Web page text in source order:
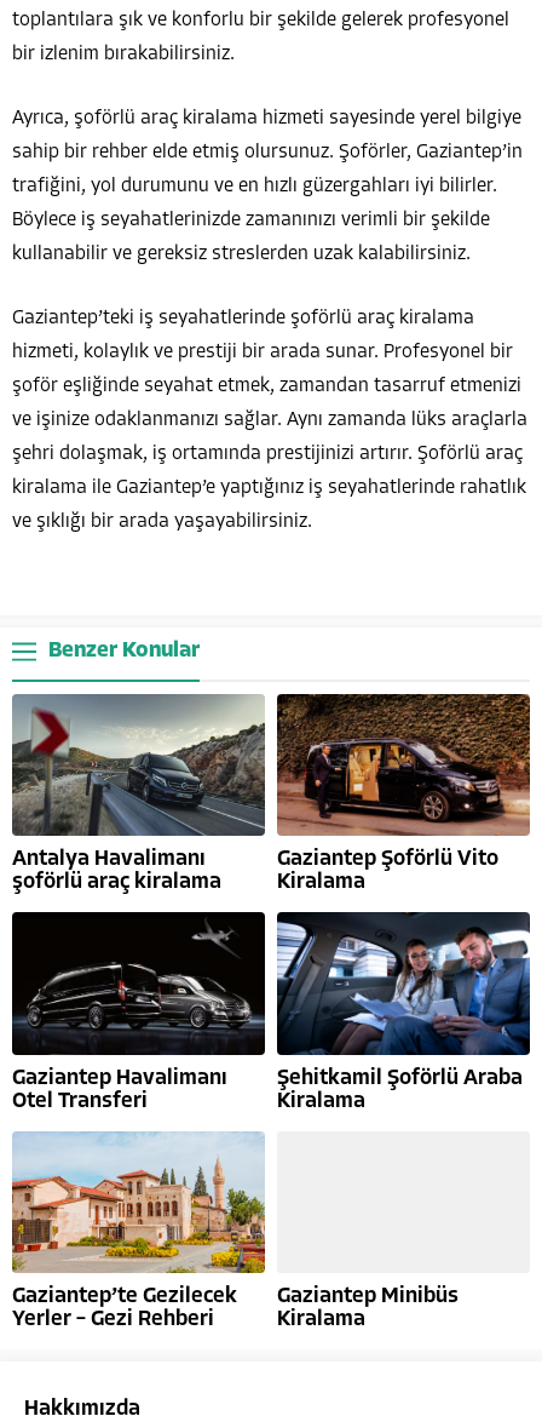
toplantılara şık ve konforlu bir şekilde gelerek profesyonel
bir izlenim bırakabilirsiniz.
Ayrıca, şoförlü araç kiralama hizmeti sayesinde yerel bilgiye
sahip bir rehber elde etmiş olursunuz. Şoförler, Gaziantep’in
trafiğini, yol durumunu ve en hızlı güzergahları iyi bilirler.
Böylece iş seyahatlerinizde zamanınızı verimli bir şekilde
kullanabilir ve gereksiz streslerden uzak kalabilirsiniz.
Gaziantep’teki iş seyahatlerinde şoförlü araç kiralama
hizmeti, kolaylık ve prestiji bir arada sunar. Profesyonel bir
şoför eşliğinde seyahat etmek, zamandan tasarruf etmenizi
ve işinize odaklanmanızı sağlar. Aynı zamanda lüks araçlarla
şehri dolaşmak, iş ortamında prestijinizi artırır. Şoförlü araç
kiralama ile Gaziantep’e yaptığınız iş seyahatlerinde rahatlık
ve şıklığı bir arada yaşayabilirsiniz.
Benzer Konular
Antalya Havalimanı
şoförlü araç kiralama
Gaziantep Şoförlü Vito
Kiralama
Gaziantep Havalimanı
Otel Transferi
Şehitkamil Şoförlü Araba
Kiralama
Gaziantep’te Gezilecek
Yerler – Gezi Rehberi
Gaziantep Minibüs
Kiralama
Hakkımızda